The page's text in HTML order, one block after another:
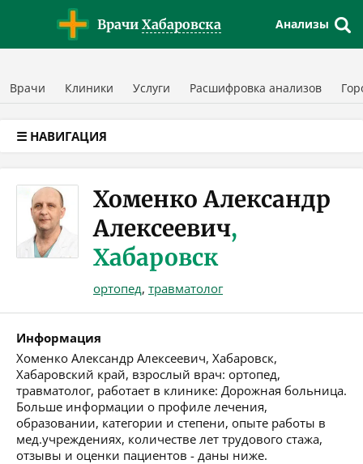
Врачи Хабаровска Анализы
Врачи Клиники Услуги Расшифровка анализов
☰ НАВИГАЦИЯ
Хоменко Александр
Алексеевич,
Хабаровск
ортопед, травматолог
Информация
Хоменко Александр Алексеевич, Хабаровск,
Хабаровский край, взрослый врач: ортопед,
травматолог, работает в клинике: Дорожная больница.
Больше информации о профиле лечения,
образовании, категории и степени, опыте работы в
мед.учреждениях, количестве лет трудового стажа,
отзывы и оценки пациентов - даны ниже.